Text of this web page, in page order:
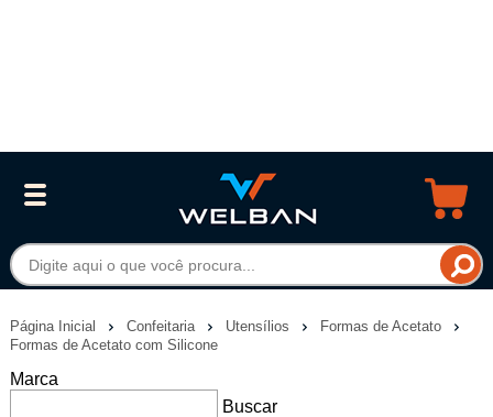
Página Inicial Confeitaria Utensílios
Formas de Acetato
Formas de Acetato com Silicone
Marca
Buscar